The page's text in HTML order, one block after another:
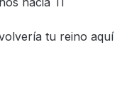
tu reino aquí